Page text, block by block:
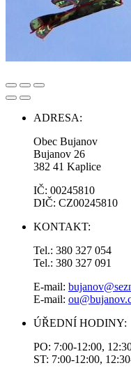
ADRESA:
Obec Bujanov
Bujanov 26
382 41 Kaplice
IČ: 00245810
DIČ: CZ00245810
KONTAKT:
Tel.: 380 327 054
Tel.: 380 327 091
E-mail:
E-mail:
ÚŘEDNÍ HODINY:
PO: 7:00-12:00,
ST: 7:00-12:00,